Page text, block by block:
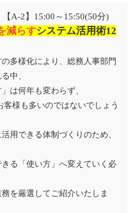
A-2】15:00～15:50(50分)
減らすシステム活用術12
多様化により、総務人事部門
中、
は何年も変わらず、
様も多いのではないでしょう
用できる体制づくりのため、
る「使い方」へ変えていく必
を厳選してご紹介いたしま